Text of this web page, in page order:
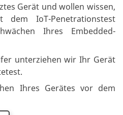
Gerät und wollen wissen,
IoT-Penetrationstest
Ihres Embedded-
unterziehen wir Ihr Gerät
Ihres Gerätes vor dem